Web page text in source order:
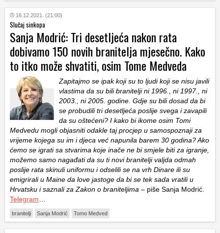
16.12.2021. (21:00)
Slučaj sinkopa
Sanja Modrić: Tri desetljeća nakon rata
dobivamo 150 novih branitelja mjesečno. Kako
to itko može shvatiti, osim Tome Medveda
Zapitajmo se ipak koji su to ljudi koji se nisu javili
vlastima da su bili branitelji ni 1996., ni 1997., ni
2003., ni 2005. godine. Gdje su bili dosad da bi
se probudili tri desetljeća poslije svega i zavapili
da su oštećeni? I kako bi ikome osim Tomi
Medvedu mogli objasniti odakle taj procjep u samospoznaji za
vrijeme kojega su im i djeca već napunila barem 30 godina? Ako
ćemo se igrati sa stvarima koje inače ne bi smjele biti za igranje,
možemo samo nagađati da su ti novi branitelji valjda odmah
poslije rata skinuli uniformu i odselili se na vrh Dinare ili su
emigrirali u Maine da love jastoge da bi se tek sada vratili u
Hrvatsku i saznali za Zakon o braniteljima – piše Sanja Modrić.
Telegram
branitelji Sanja Modrić Tomo Medved